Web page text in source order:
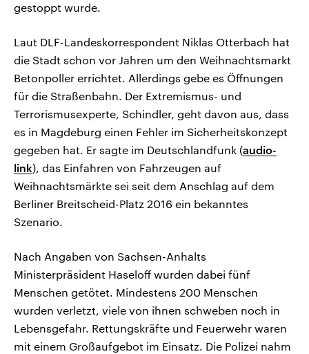
gestoppt wurde.
Laut DLF-Landeskorrespondent Niklas Otterbach hat
die Stadt schon vor Jahren um den Weihnachtsmarkt
Betonpoller errichtet. Allerdings gebe es Öffnungen
für die Straßenbahn. Der Extremismus- und
Terrorismusexperte, Schindler, geht davon aus, dass
es in Magdeburg einen Fehler im Sicherheitskonzept
gegeben hat. Er sagte im Deutschlandfunk (audio-
link), das Einfahren von Fahrzeugen auf
Weihnachtsmärkte sei seit dem Anschlag auf dem
Berliner Breitscheid-Platz 2016 ein bekanntes
Szenario.
Nach Angaben von Sachsen-Anhalts
Ministerpräsident Haseloff wurden dabei fünf
Menschen getötet. Mindestens 200 Menschen
wurden verletzt, viele von ihnen schweben noch in
Lebensgefahr. Rettungskräfte und Feuerwehr waren
mit einem Großaufgebot im Einsatz. Die Polizei nahm